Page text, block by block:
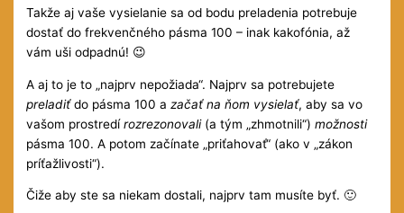
Takže aj vaše vysielanie sa od bodu preladenia potrebuje
dostať do frekvenčného pásma 100 – inak kakofónia, až
vám uši odpadnú! 😉
A aj to je to „najprv nepožiada“. Najprv sa potrebujete
preladiťdo pásma 100 azačať na ňom vysielať, aby sa vo
vašom prostredírozrezonovali(a tým „zhmotnili“)možnosti
pásma 100. A potom začínate „priťahovať“ (ako v „zákon
príťažlivosti“).
Čiže aby ste sa niekam dostali, najprv tam musíte byť. 🙂